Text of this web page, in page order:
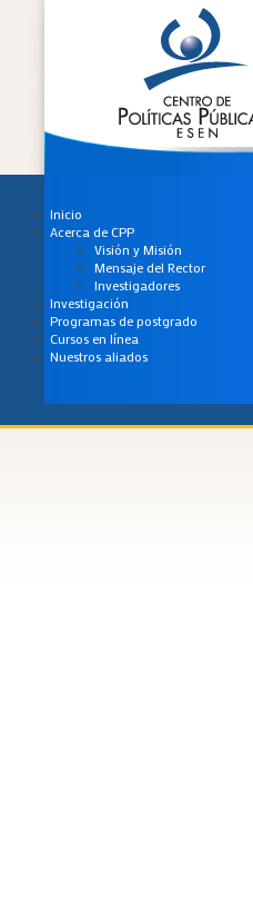
Inicio
Acerca de CPP
Visión y Misión
Mensaje del Rector
Investigadores
Investigación
Programas de postgrado
Cursos en línea
Nuestros aliados